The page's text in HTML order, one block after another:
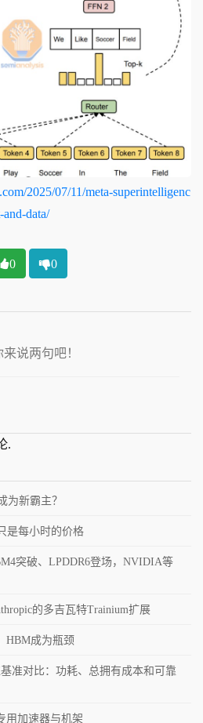
2025/07/11/meta-superintelligenc
and-data/
0 0
说两句吧！
.
为新霸主？
是每小时的价格
突破、LPDDR6登场，NVIDIA等
的多吉瓦特Trainium扩展
HBM成为瓶颈
准对比：功耗、总拥有成本和可靠
用加速器与机架